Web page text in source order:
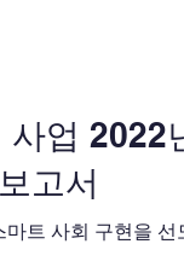
업 2022년
고서
트 사회 구현을 선도